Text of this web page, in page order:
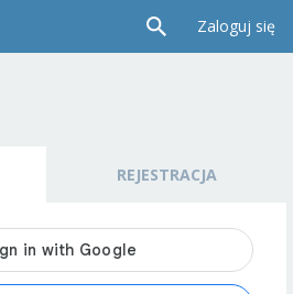
Zaloguj się
REJESTRACJA